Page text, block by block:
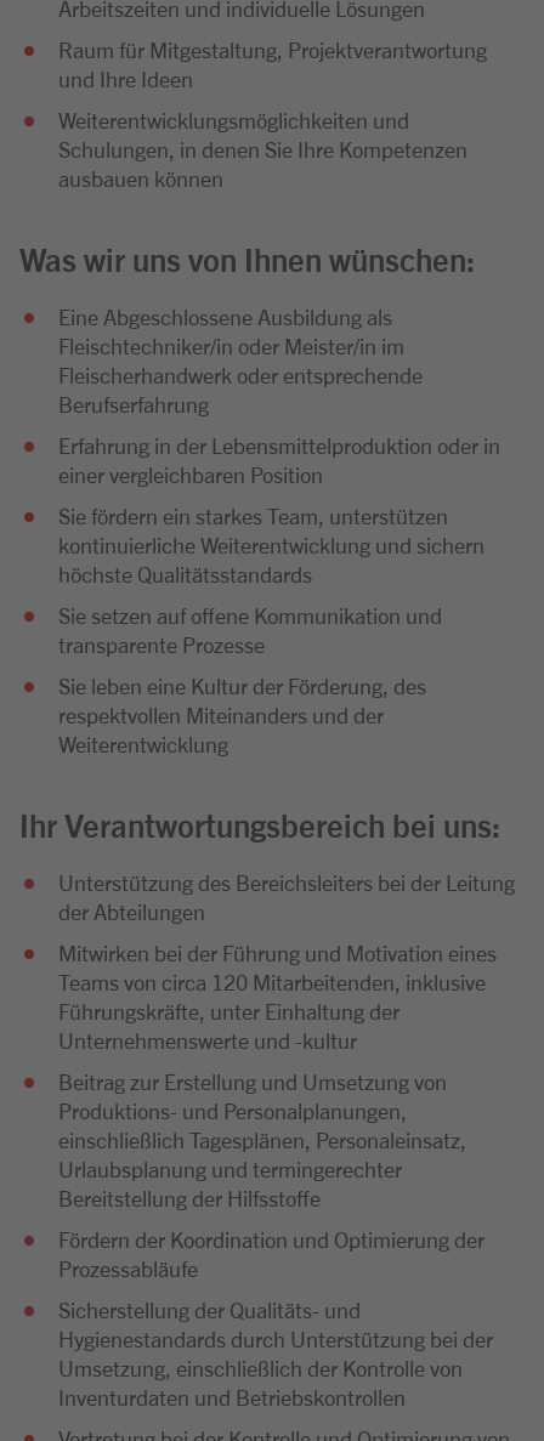
Arbeitszeiten und individuelle Lösungen
Raum für Mitgestaltung, Projektverantwortung
und Ihre Ideen
Weiterentwicklungsmöglichkeiten und
Schulungen, in denen Sie Ihre Kompetenzen
ausbauen können
Was wir uns von Ihnen wünschen:
Eine Abgeschlossene Ausbildung als
Fleischtechniker/in oder Meister/in im
Fleischerhandwerk oder entsprechende
Berufserfahrung
Erfahrung in der Lebensmittelproduktion oder in
einer vergleichbaren Position
Sie fördern ein starkes Team, unterstützen
kontinuierliche Weiterentwicklung und sichern
höchste Qualitätsstandards
Sie setzen auf offene Kommunikation und
transparente Prozesse
Sie leben eine Kultur der Förderung, des
respektvollen Miteinanders und der
Weiterentwicklung
Ihr Verantwortungsbereich bei uns:
Unterstützung des Bereichsleiters bei der Leitung
der Abteilungen
Mitwirken bei der Führung und Motivation eines
Teams von circa 120 Mitarbeitenden, inklusive
Führungskräfte, unter Einhaltung der
Unternehmenswerte und -kultur
Beitrag zur Erstellung und Umsetzung von
Produktions- und Personalplanungen,
einschließlich Tagesplänen, Personaleinsatz,
Urlaubsplanung und termingerechter
Bereitstellung der Hilfsstoffe
Fördern der Koordination und Optimierung der
Prozessabläufe
Sicherstellung der Qualitäts- und
Hygienestandards durch Unterstützung bei der
Umsetzung, einschließlich der Kontrolle von
Inventurdaten und Betriebskontrollen